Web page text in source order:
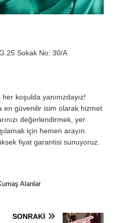
Sokak No: 30/A
koşulda yanınızdayız!
en güvenilir isim olarak hizmet
değerlendirmek, yer
için hemen arayın.
fiyat garantisi sunuyoruz.
Alanlar
SONRAKI